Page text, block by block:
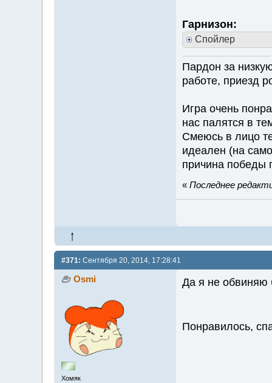
Гарнизон:
Спойлер
Пардон за
работе, приезд
Игра очень
нас палятся в
Смеюсь в лицо
идеален (на
причина победы
« Последнее
#371: Сентября 20, 2014, 17:28:41
Osmi
Хомяк
Да я не обвиняю
Понравилось,